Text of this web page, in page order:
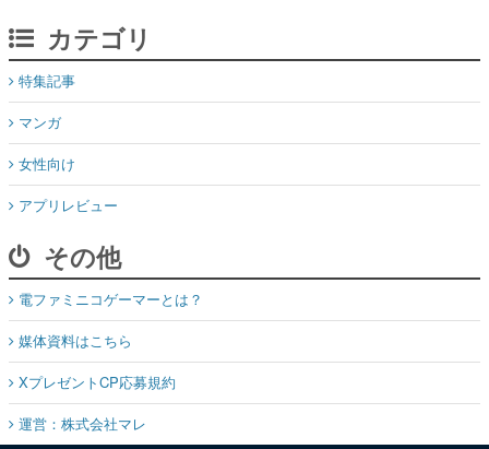
カテゴリ
特集記事
マンガ
女性向け
アプリレビュー
その他
電ファミニコゲーマーとは？
媒体資料はこちら
XプレゼントCP応募規約
運営：株式会社マレ